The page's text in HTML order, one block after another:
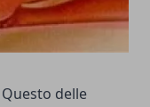
Questo delle